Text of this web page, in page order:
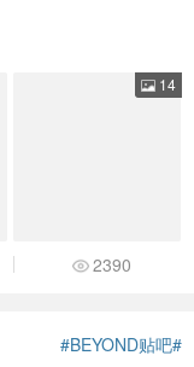
14
2390
#BEYOND贴吧#